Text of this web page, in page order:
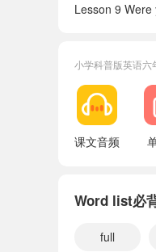
Lesson 9
Words in each
Word list
Word families
小学科普版英语六
课文音频
Word list必
full
小宝535204